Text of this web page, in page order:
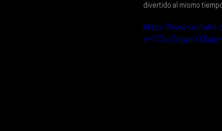
divertido al mismo
https://